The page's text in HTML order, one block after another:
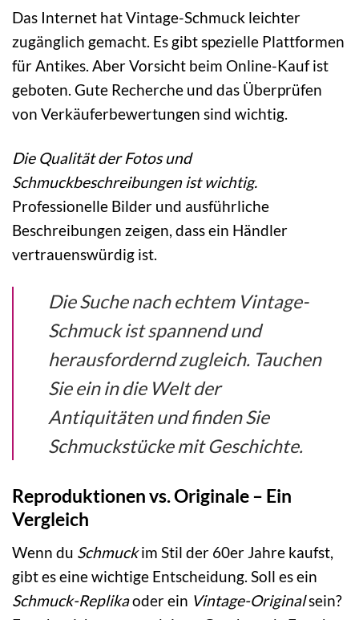
Das Internet hat Vintage-Schmuck leichter
zugänglich gemacht. Es gibt spezielle Plattformen
für Antikes. Aber Vorsicht beim Online-Kauf ist
geboten. Gute Recherche und das Überprüfen
von Verkäuferbewertungen sind wichtig.
Die Qualität der Fotos und
Schmuckbeschreibungen ist wichtig.
Professionelle Bilder und ausführliche
Beschreibungen zeigen, dass ein Händler
vertrauenswürdig ist.
Die Suche nach echtem Vintage-
Schmuck ist spannend und
herausfordernd zugleich. Tauchen
Sie ein in die Welt der
Antiquitäten und finden Sie
Schmuckstücke mit Geschichte.
Reproduktionen vs. Originale – Ein
Vergleich
Wenn du Schmuckim Stil der 60er Jahre kaufst,
gibt es eine wichtige Entscheidung. Soll es ein
Schmuck-Replikaoder ein Vintage-Originalsein?